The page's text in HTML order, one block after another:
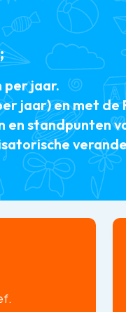
per jaar.
jaar) en met de
en standpunten